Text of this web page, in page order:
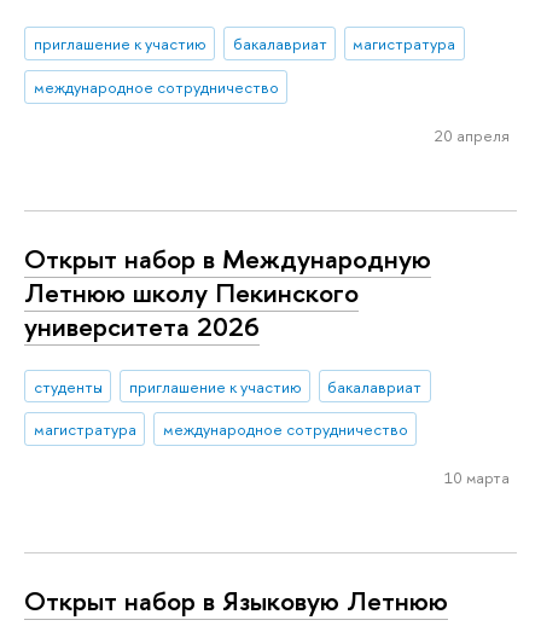
приглашение к участию бакалавриат
магистратура
международное сотрудничество
20 апреля
Открыт набор в Международную
Летнюю школу Пекинского
университета 2026
студенты приглашение к участию
бакалавриат
магистратура
международное сотрудничество
10 марта
Открыт набор в Языковую Летнюю